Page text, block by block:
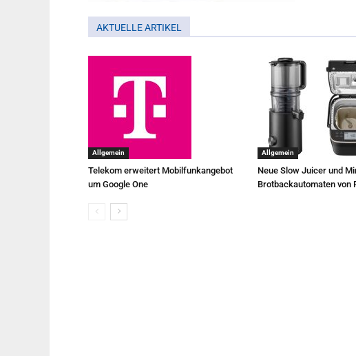
AKTUELLE ARTIKEL
Allgemein
Telekom erweitert Mobilfunkangebot
um Google One
Allgemein
Neue Slow Juicer und
Brotbackautomaten von